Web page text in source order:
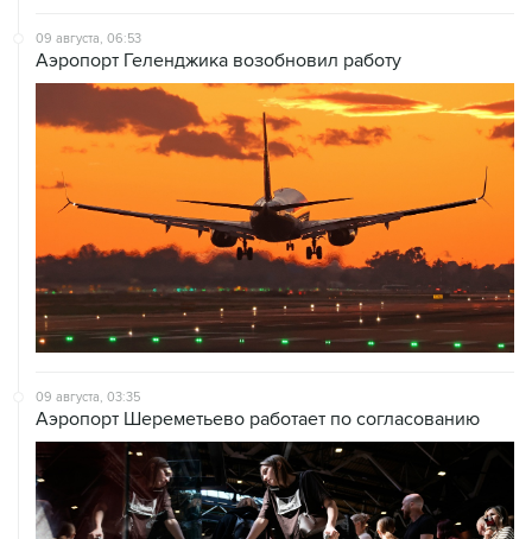
09 августа, 06:53
Аэропорт Геленджика возобновил работу
09 августа, 03:35
Аэропорт Шереметьево работает по согласованию